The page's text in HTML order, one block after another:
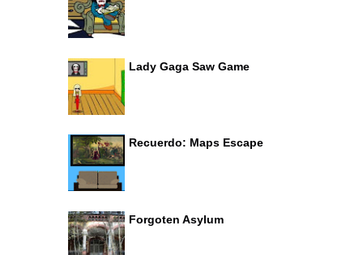
Lady Gaga Saw Game
Recuerdo: Maps Escape
Forgoten Asylum